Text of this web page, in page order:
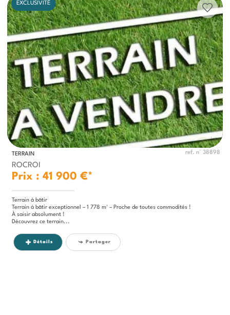
EXCLUSIVITÉ
TERRAIN ref. n° 38898
ROCROI
Prix : 41 900 €*
Terrain à bâtir
Terrain à bâtir exceptionnel – 1 778 m² – Proche de toutes commodités !
À saisir absolument !
Découvrez ce terrain...
Détails Partager